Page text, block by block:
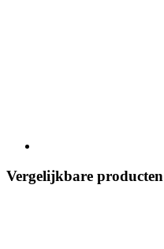
Vergelijkbare producten